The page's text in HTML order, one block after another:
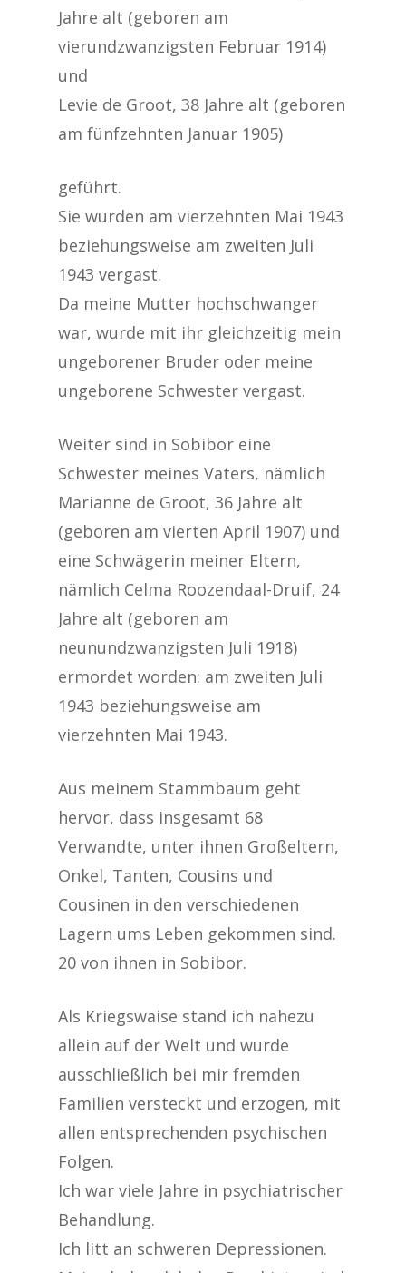
Jahre alt (geboren am
vierundzwanzigsten Februar 1914)
und
Levie de Groot, 38 Jahre alt (geboren
am fünfzehnten Januar 1905)
geführt.
Sie wurden am vierzehnten Mai 1943
beziehungsweise am zweiten Juli
1943 vergast.
Da meine Mutter hochschwanger
war, wurde mit ihr gleichzeitig mein
ungeborener Bruder oder meine
ungeborene Schwester vergast.
Weiter sind in Sobibor eine
Schwester meines Vaters, nämlich
Marianne de Groot, 36 Jahre alt
(geboren am vierten April 1907) und
eine Schwägerin meiner Eltern,
nämlich Celma Roozendaal-Druif, 24
Jahre alt (geboren am
neunundzwanzigsten Juli 1918)
ermordet worden: am zweiten Juli
1943 beziehungsweise am
vierzehnten Mai 1943.
Aus meinem Stammbaum geht
hervor, dass insgesamt 68
Verwandte, unter ihnen Großeltern,
Onkel, Tanten, Cousins und
Cousinen in den verschiedenen
Lagern ums Leben gekommen sind.
20 von ihnen in Sobibor.
Als Kriegswaise stand ich nahezu
allein auf der Welt und wurde
ausschließlich bei mir fremden
Familien versteckt und erzogen, mit
allen entsprechenden psychischen
Folgen.
Ich war viele Jahre in psychiatrischer
Behandlung.
Ich litt an schweren Depressionen.